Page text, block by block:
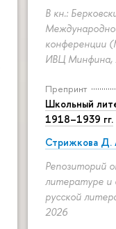
В кн.:
конференции
ИВЦ Минфина,
Препринт
Школьный
1918–1939 гг.
Стрижкова Д.
Репозиторий
литературе и
русской
2026